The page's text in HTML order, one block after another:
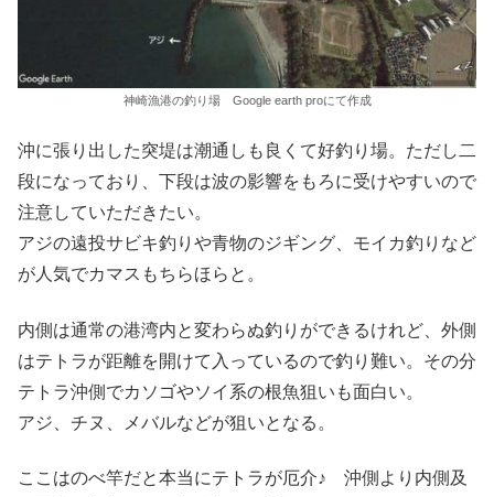
神崎漁港の釣り場 Google earth proにて作成
沖に張り出した突堤は潮通しも良くて好釣り場。ただし二
段になっており、下段は波の影響をもろに受けやすいので
注意していただきたい。
アジの遠投サビキ釣りや青物のジギング、モイカ釣りなど
が人気でカマスもちらほらと。
内側は通常の港湾内と変わらぬ釣りができるけれど、外側
はテトラが距離を開けて入っているので釣り難い。その分
テトラ沖側でカソゴやソイ系の根魚狙いも面白い。
アジ、チヌ、メバルなどが狙いとなる。
ここはのべ竿だと本当にテトラが厄介♪ 沖側より内側及